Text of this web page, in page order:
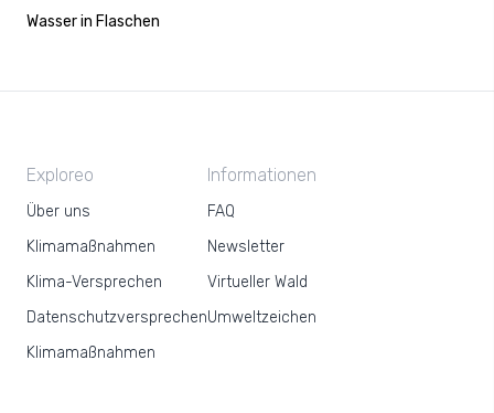
Wasser in Flaschen
Exploreo
Über uns
Klimamaßnahmen
Klima-Versprechen
Datenschutzversprechen
Klimamaßnahmen
Informationen
FAQ
Newsletter
Virtueller Wald
Umweltzeichen